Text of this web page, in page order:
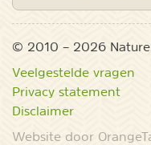
© 2010 – 2026
Veelgestelde vragen
Privacy statement
Disclaimer
Website door